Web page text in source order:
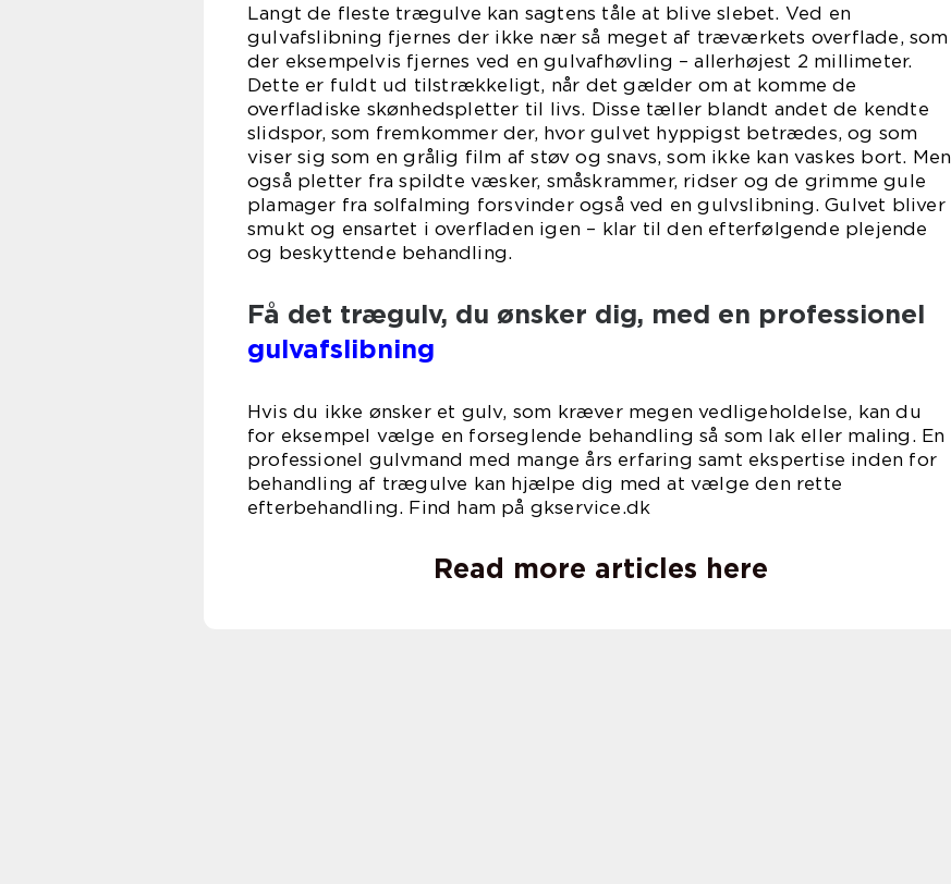
Langt de fleste trægulve kan sagtens tåle at blive slebet. Ved en
gulvafslibning fjernes der ikke nær så meget af træværkets overflade, som
der eksempelvis fjernes ved en gulvafhøvling – allerhøjest 2 millimeter.
Dette er fuldt ud tilstrækkeligt, når det gælder om at komme de
overfladiske skønhedspletter til livs. Disse tæller blandt andet de kendte
slidspor, som fremkommer der, hvor gulvet hyppigst betrædes, og som
viser sig som en grålig film af støv og snavs, som ikke kan vaskes bort. Men
også pletter fra spildte væsker, småskrammer, ridser og de grimme gule
plamager fra solfalming forsvinder også ved en gulvslibning. Gulvet bliver
smukt og ensartet i overfladen igen – klar til den efterfølgende plejende
og beskyttende behandling.
Få det trægulv, du ønsker dig, med en professionel
gulvafslibning
Hvis du ikke ønsker et gulv, som kræver megen vedligeholdelse, kan du
for eksempel vælge en forseglende behandling så som lak eller maling. En
professionel gulvmand med mange års erfaring samt ekspertise inden for
behandling af trægulve kan hjælpe dig med at vælge den rette
efterbehandling. Find ham på gkservice.dk
Read more articles here